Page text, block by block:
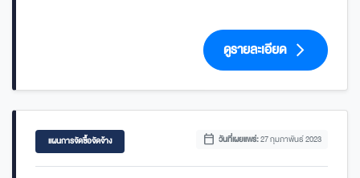
ดูรายละเอียด arrow_forward_ios
แผนการจัดซื้อจัดจ้าง calendar_today วันที่เผยแพร่:27 กุมภาพันธ์ 2023